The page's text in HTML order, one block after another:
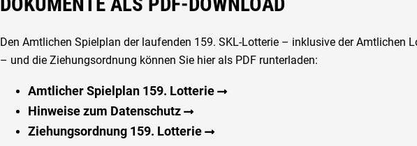
Den Amtlichen Spielplan der laufenden 159. SKL-Lotterie – inklusive der Amtlichen
– und die Ziehungs­ordnung können Sie hier als PDF runterladen:
Amtlicher Spielplan 159. Lotterie
Hinweise zum Datenschutz
Ziehungsordnung 159. Lotterie